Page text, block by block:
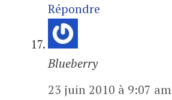
Répondre
Blueberry
23 juin 2010 à 9:07 am